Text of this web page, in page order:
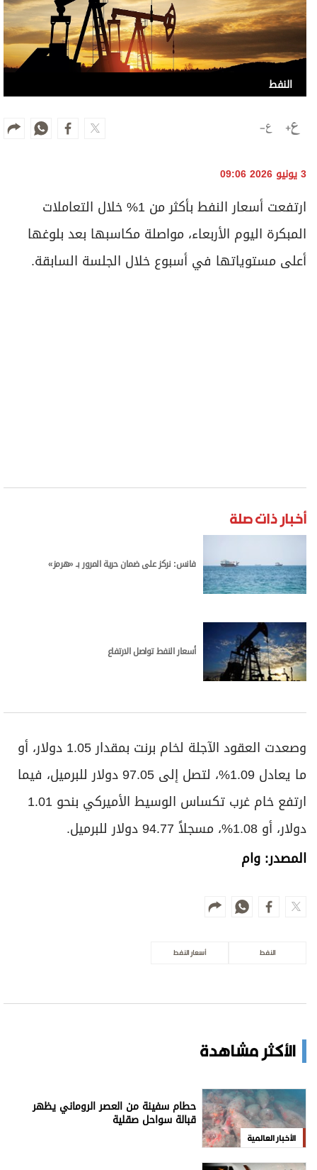
النفط
3 يونيو 2026 09:06
ارتفعت أسعار النفط بأكثر من 1% خلال التعاملات
المبكرة اليوم الأربعاء، مواصلة مكاسبها بعد بلوغها
أعلى مستوياتها في أسبوع خلال الجلسة السابقة.
أخبار ذات صلة
فانس: نركز على ضمان حرية المرور بـ «هرمز»
أسعار النفط تواصل الارتفاع
وصعدت العقود الآجلة لخام برنت بمقدار 1.05 دولار، أو
ما يعادل 1.09%، لتصل إلى 97.05 دولار للبرميل، فيما
ارتفع خام غرب تكساس الوسيط الأميركي بنحو 1.01
دولار، أو 1.08%، مسجلاً 94.77 دولار للبرميل.
المصدر: وام
النفط أسعار النفط
الأكثر مشاهدة
الأخبار العالمية
حطام سفينة من العصر الروماني يظهر
قبالة سواحل صقلية